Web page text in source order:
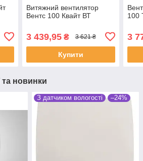
Витяжний вентилятор
Вентс 100 Квайт ВТ
3 439,95₴ 3 621 ₴
Купити
100
3
та новинки
З датчиком вологості –24%